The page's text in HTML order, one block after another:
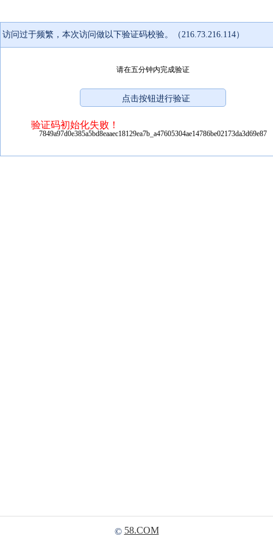
访问过于频繁，本次访问做以下验证码校验。（216.73.216.114）
请在五分钟内完成验证
验证码初始化失败！
7849a97d0e385a5bd8eaaec18129ea7b_a47605304ae14786be02173da3d69e87
© 58.COM